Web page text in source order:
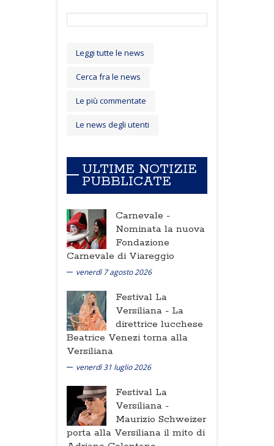
Leggi tutte le news
Cerca fra le news
Le più commentate
Le news degli utenti
ULTIME NOTIZIE
PUBBLICATE
Carnevale -
Nominata la nuova
Fondazione
Carnevale di Viareggio
venerdì 7 agosto 2026
Festival La
Versiliana - La
direttrice lucchese
Beatrice Venezi torna alla
Versiliana
venerdì 31 luglio 2026
Festival La
Versiliana -
Maurizio Schweizer
porta alla Versiliana il mito di